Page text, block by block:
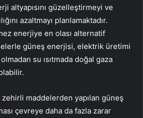
altyapısını güzelleştirmeyi ve
azaltmayı planlamaktadır.
enerjiye en olası alternatif
güneş enerjisi, elektrik üretimi
su ısıtmada doğal gaza
maddelerden yapılan güneş
çevreye daha da fazla zarar